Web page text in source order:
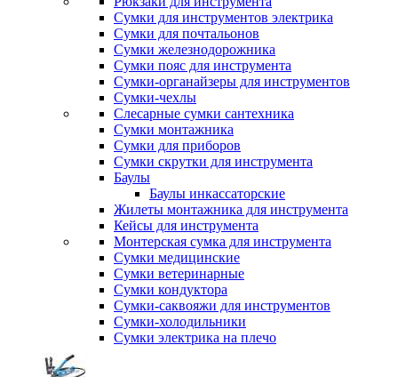
Сумки для инструментов электрика
Сумки для почтальонов
Сумки железнодорожника
Сумки пояс для инструмента
Сумки-органайзеры для инструментов
Сумки-чехлы
Слесарные сумки сантехника
Сумки монтажника
Сумки для приборов
Сумки скрутки для инструмента
Баулы
Баулы инкассаторские
Жилеты монтажника для инструмента
Кейсы для инструмента
Монтерская сумка для инструмента
Сумки медицинские
Сумки ветеринарные
Сумки кондуктора
Сумки-саквояжи для инструментов
Сумки-холодильники
Сумки электрика на плечо